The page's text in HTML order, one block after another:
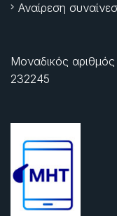
Αναίρεση
Μοναδικός
232245